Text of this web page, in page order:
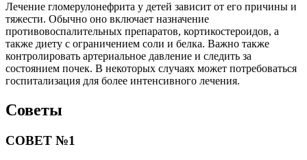
Лечение гломерулонефрита у детей зависит от его причины и
тяжести. Обычно оно включает назначение
противовоспалительных препаратов, кортикостероидов, а
также диету с ограничением соли и белка. Важно также
контролировать артериальное давление и следить за
состоянием почек. В некоторых случаях может потребоваться
госпитализация для более интенсивного лечения.
Советы
СОВЕТ №1